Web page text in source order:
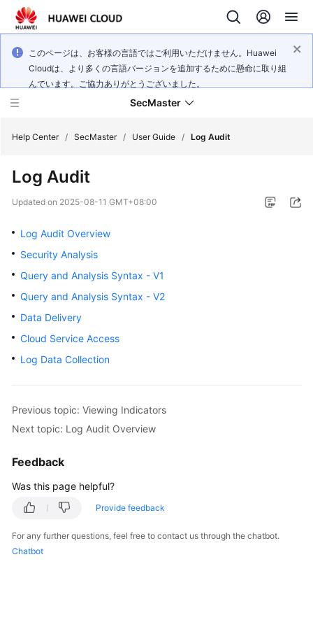
このページは、お客様の言語ではご利用いただけません。Huawei
Cloudは、より多くの言語バージョンを追加するために懸命に取り組
んでいます。ご協力ありがとうございました。
SecMaster
What's
New
Technology
Service
Overview
Billing
Getting
User
Practices
Reference
FAQs
Help Center / SecMaster / User Guide / Log Audit
Log Audit
Updated on 2025-08-11 GMT+08:00
Log Audit Overview
Security Analysis
Query and Analysis Syntax - V1
Query and Analysis Syntax - V2
Data Delivery
Cloud Service Access
Log Data Collection
Previous topic: Viewing Indicators
Next topic: Log Audit Overview
Feedback
Was this page helpful?
Provide feedback
For any further questions, feel free to contact us through the chatbot.
Chatbot